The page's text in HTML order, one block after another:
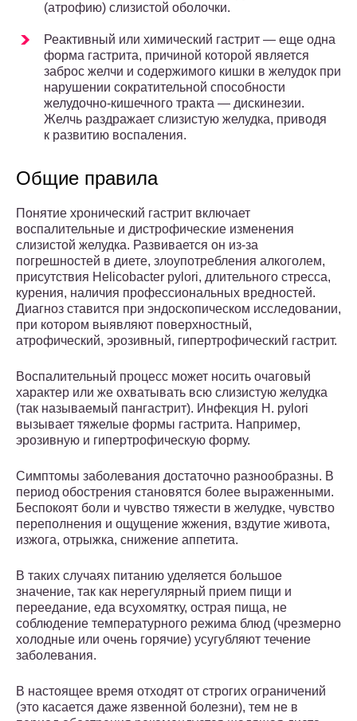
(атрофию) слизистой оболочки.
Реактивный или химический гастрит — еще одна
форма гастрита, причиной которой является
заброс желчи и содержимого кишки в желудок при
нарушении сократительной способности
желудочно-кишечного тракта — дискинезии.
Желчь раздражает слизистую желудка, приводя
к развитию воспаления.
Общие правила
Понятие хронический гастрит включает
воспалительные и дистрофические изменения
слизистой желудка. Развивается он из-за
погрешностей в диете, злоупотребления алкоголем,
присутствия Helicobacter pylori, длительного стресса,
курения, наличия профессиональных вредностей.
Диагноз ставится при эндоскопическом исследовании,
при котором выявляют поверхностный,
атрофический, эрозивный, гипертрофический гастрит.
Воспалительный процесс может носить очаговый
характер или же охватывать всю слизистую желудка
(так называемый пангастрит). Инфекция Н. pylori
вызывает тяжелые формы гастрита. Например,
эрозивную и гипертрофическую форму.
Симптомы заболевания достаточно разнообразны. В
период обострения становятся более выраженными.
Беспокоят боли и чувство тяжести в желудке, чувство
переполнения и ощущение жжения, вздутие живота,
изжога, отрыжка, снижение аппетита.
В таких случаях питанию уделяется большое
значение, так как нерегулярный прием пищи и
переедание, еда всухомятку, острая пища, не
соблюдение температурного режима блюд (чрезмерно
холодные или очень горячие) усугубляют течение
заболевания.
В настоящее время отходят от строгих ограничений
(это касается даже язвенной болезни), тем не в